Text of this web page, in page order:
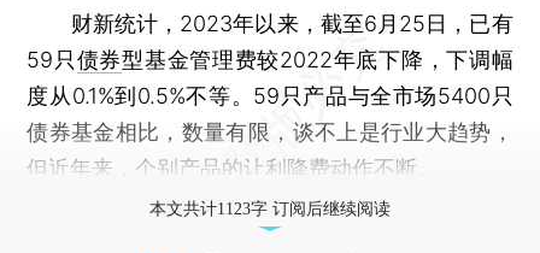
财新统计，2023年以来，截至6月25日，已有
59只债券型基金管理费较2022年底下降，下调幅
度从0.1%到0.5%不等。59只产品与全市场5400只
债券基金相比，数量有限，谈不上是行业大趋势，
但近年来，个别产品的让利降费动作不断。
本文共计1123字 订阅后继续阅读